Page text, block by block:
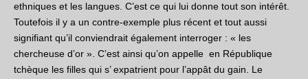
ethniques et les langues. C’est ce qui lui donne tout son intérêt.
Toutefois il y a un contre-exemple plus récent et tout aussi
signifiant qu’il conviendrait également interroger : « les
chercheuse d’or ». C’est ainsi qu’on appelle en République
tchèque les filles qui s’ expatrient pour l’appât du gain. Le